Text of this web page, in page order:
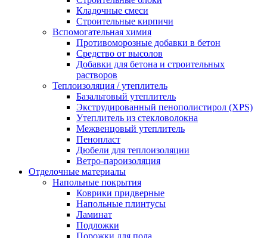
Кладочные смеси
Строительные кирпичи
Вспомогательная химия
Противоморозные добавки в бетон
Средство от высолов
Добавки для бетона и строительных
растворов
Теплоизоляция / утеплитель
Базальтовый утеплитель
Экструдированный пенополистирол (XPS)
Утеплитель из стекловолокна
Межвенцовый утеплитель
Пенопласт
Дюбели для теплоизоляции
Ветро-пароизоляция
Отделочные материалы
Напольные покрытия
Коврики придверные
Напольные плинтусы
Ламинат
Подложки
Порожки для пола